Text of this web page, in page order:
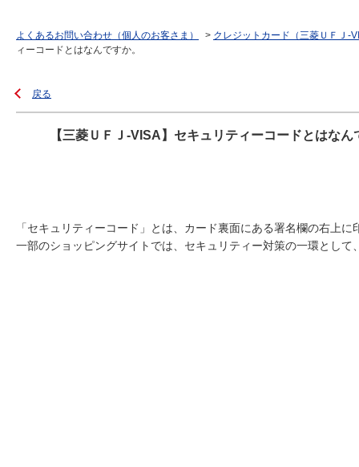
よくあるお問い合わせ（個人のお客さま） > クレジットカード（三菱ＵＦＪ-
ィーコードとはなんですか。
戻る
【三菱ＵＦＪ-VISA】セキュリティーコードとはなん
「セキュリティーコード」とは、カード裏面にある署名欄の右上
一部のショッピングサイトでは、セキュリティー対策の一環とし